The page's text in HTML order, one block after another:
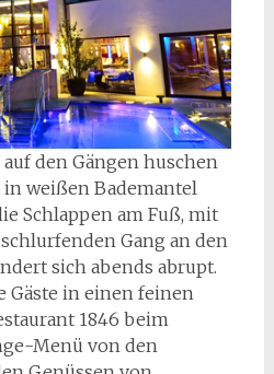
den Gängen huschen
weißen Bademantel
Schlappen am Fuß, mit
Gang an den
sich abends abrupt.
Gäste in einen feinen
1846 beim
Menü von den